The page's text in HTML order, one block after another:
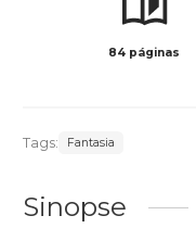
84 páginas
Tags: Fantasia
Sinopse